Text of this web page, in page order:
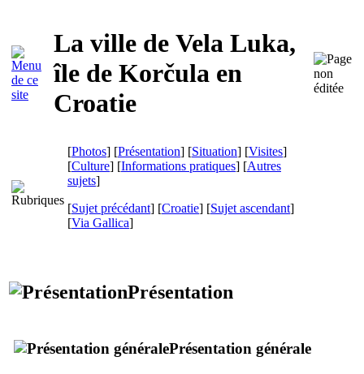
La ville de Vela Luka,
île de Korčula en
Croatie
[Photos] [Présentation] [Situation] [Visites]
[Culture] [Informations pratiques] [Autres
sujets]
[Sujet précédant] [Croatie] [Sujet ascendant]
[Via Gallica]
Présentation
Présentation générale